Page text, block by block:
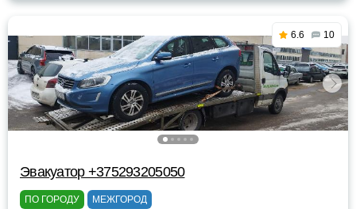
6.6 10
Эвакуатор +375293205050
ПО ГОРОДУ МЕЖГОРОД